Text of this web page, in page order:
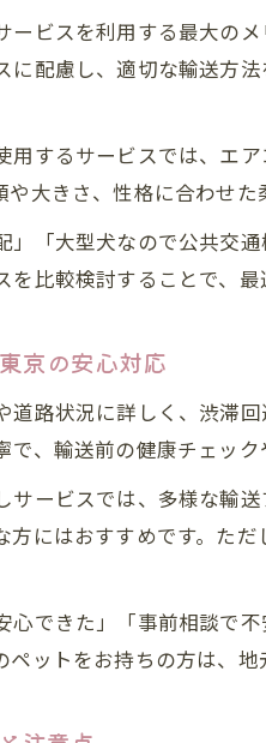
ビスを利用する最大の
に配慮し、適切な輸送方
するサービスでは、エ
大きさ、性格に合わせ
「大型犬なので公共交
比較検討することで、最
京の安心対応
路状況に詳しく、渋滞
、輸送前の健康チェッ
ービスでは、多様な輸
にはおすすめです。た
心できた」「事前相談で
ットをお持ちの方は、